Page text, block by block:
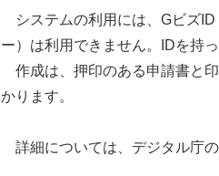
システムの利用には、GビズID
ー）は利用できません。IDを持
作成は、押印のある申請書と
かります。
詳細については、デジタル庁